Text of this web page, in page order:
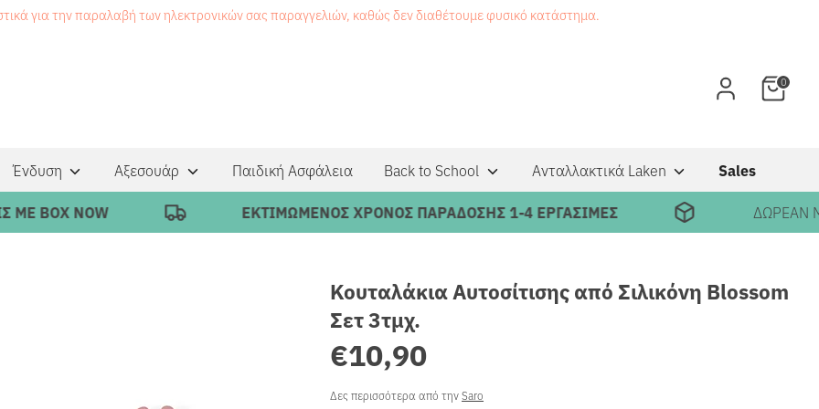
για την παραλαβή των ηλεκτρονικών σας παραγγελιών, καθώς δεν διαθέτουμε φυσικό κατάστημα.
0
Ένδυση Αξεσουάρ Παιδική Ασφάλεια Back to School Ανταλλακτικά Laken Sales
NOW ΕΚΤΙΜΩΜΕΝΟΣ ΧΡΟΝΟΣ ΠΑΡΑΔΟΣΗΣ 1-4 ΕΡΓΑΣΙΜΕΣ ΔΩΡΕΑΝ
Κουταλάκια Αυτοσίτισης από Σιλικόνη Blossom
Σετ 3τμχ.
€10,90
Δες περισσότερα από τηνSaro